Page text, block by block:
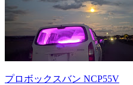
プロボックスバン NCP55V